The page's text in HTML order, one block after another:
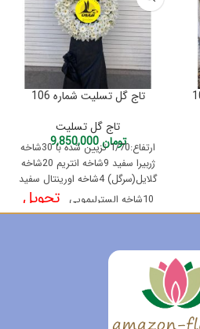
تاج گل تسلیت شماره 106
تاج گل تسلیت
تومان9,850,000
ارتفاع:1/70 تزیین شده با 30شاخه
ژربیرا سفید 9شاخه انتریم 20شاخه
گلایل(سرگل) 4شاخه اورینتال سفید
10شاخه السترلیمویی
تحویل
فردا